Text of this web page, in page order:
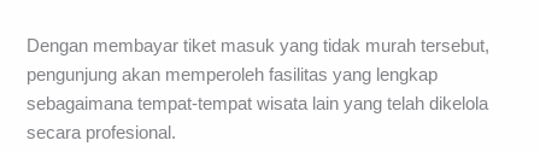
Dengan membayar tiket masuk yang tidak murah tersebut,
pengunjung akan memperoleh fasilitas yang lengkap
sebagaimana tempat-tempat wisata lain yang telah dikelola
secara profesional.